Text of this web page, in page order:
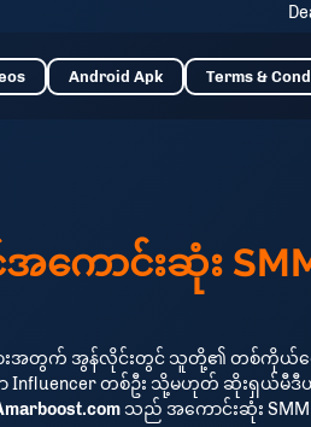
Dear
Android Apk Terms &
ကောင်းဆုံး
ျားအတွက် အွန်လိုင်းတွင် သူတို့၏ တစ်ကိုယ်ရ
တစ်ဦး သို့မဟုတ် ဆိုးရှယ်မီဒီယာ
သည် အကောင်းဆုံး SMM